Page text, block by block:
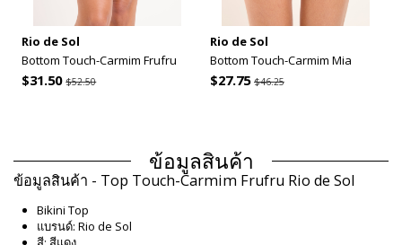
Rio de Sol
Bottom Touch-Carmim Frufru
$31.50$52.50
Rio de Sol
Bottom Touch-Carmim Mia
$27.75 $46.25
ข้อมูลสินค้า
ข้อมูลสินค้า - Top Touch-Carmim Frufru Rio de Sol
Bikini Top
แบรนด์: Rio de Sol